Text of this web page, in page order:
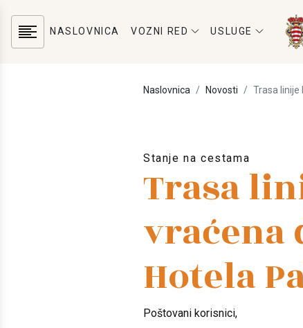
NASLOVNICA VOZNI RED USLUGE
Naslovnica Novosti Trasa linije
Stanje na cestama
Trasa
vraćena
Hotela
Poštovani korisnici,